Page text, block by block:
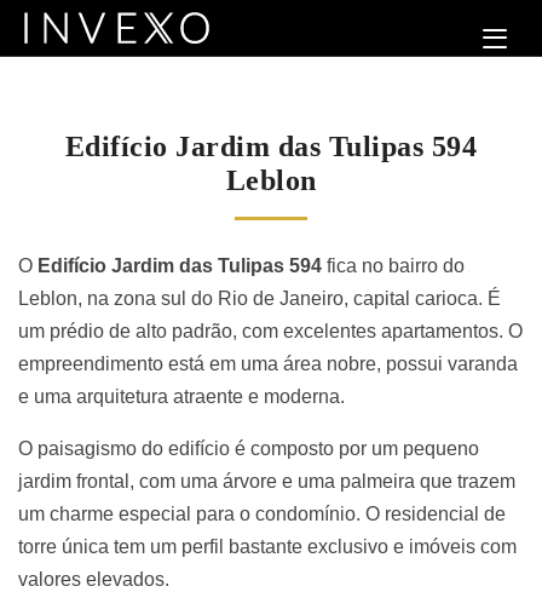
Edifício Jardim das Tulipas 594
Leblon
O Edifício Jardim das Tulipas 594 fica no bairro do
Leblon, na zona sul do Rio de Janeiro, capital carioca. É
um prédio de alto padrão, com excelentes apartamentos. O
empreendimento está em uma área nobre, possui varanda
e uma arquitetura atraente e moderna.
O paisagismo do edifício é composto por um pequeno
jardim frontal, com uma árvore e uma palmeira que trazem
um charme especial para o condomínio. O residencial de
torre única tem um perfil bastante exclusivo e imóveis com
valores elevados.